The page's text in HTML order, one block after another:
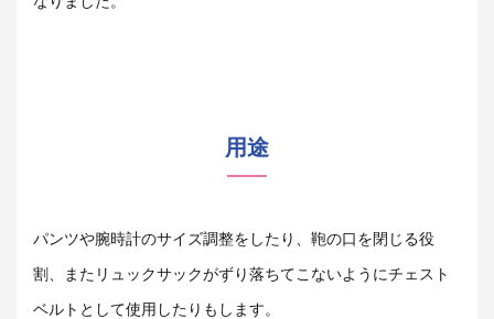
用途
パンツや腕時計のサイズ調整をしたり、鞄の口を閉じる役
割、またリュックサックがずり落ちてこないようにチェスト
ベルトとして使用したりもします。